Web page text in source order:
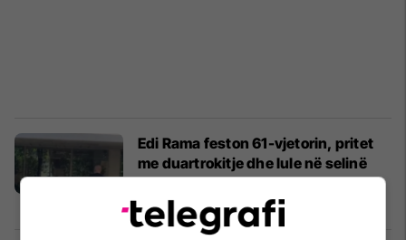
Edi Rama feston 61-vjetorin, pritet
me duartrokitje dhe lule në selinë
rozë
Shqipëri 04/07/2025